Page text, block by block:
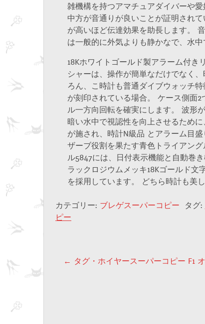
雑機構を持つアマチュアダイバーや
中方が音通りが良いことが証明され
が高いほど伝達効果を助長します。
は一般的に外気よりも静かなで、水
18Kホワイトゴールド製アラーム付
シャーは、操作が簡単なだけでなく
ろん、こ時計も普通ダイブウォッチ
が刻印されている場合。 ケース側面
ル一方向回転を確実にします。 波形
暗い水中で視認性を向上させるため
が施され、時計N級品 とアラーム目
ザーブ役割を果たす青色トライアン
ル5847には、日付表示機能と自動巻
ラックロジウムメッキ18Kゴールド文
を採用しています。 どちら時計も美
カテゴリー: ブレゲスーパーコピー タグ:
ピー
投稿ナビゲーシ
← タグ・ホイヤースーパーコピー F1